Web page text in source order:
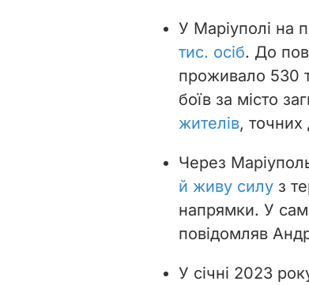
У Маріуполі на
тис. осіб. До
проживало 530
боїв за місто
жителів,
Через
й живу силу з
напрямки. У
повідомляв
У січні 2023